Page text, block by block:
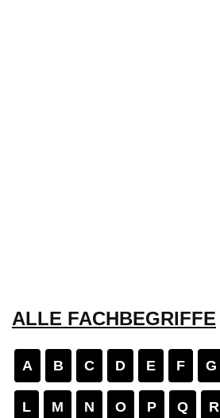
ALLE FACHBEGRIFFE
A B C D E F G
L M N O P Q R